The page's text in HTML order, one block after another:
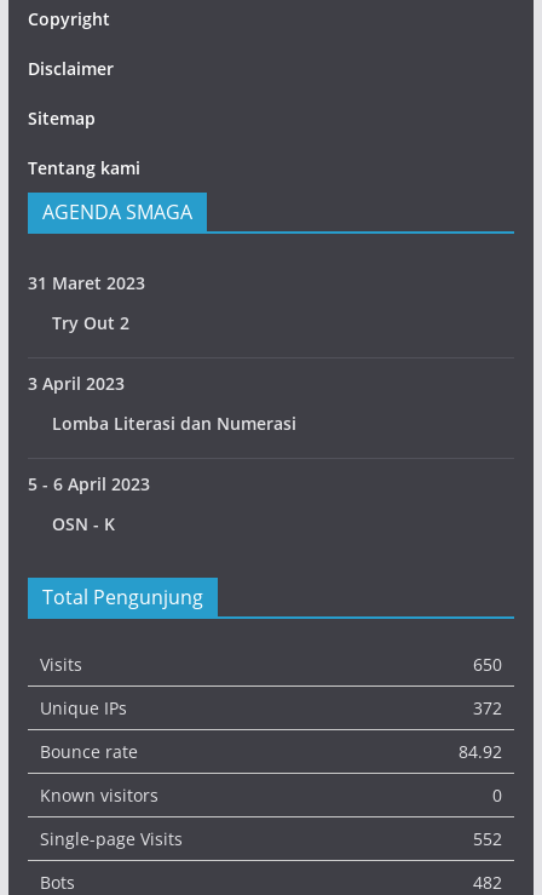
Copyright
Disclaimer
Sitemap
Tentang kami
AGENDA SMAGA
31 Maret 2023
Try Out 2
3 April 2023
Lomba Literasi dan Numerasi
5 - 6 April 2023
OSN - K
Total Pengunjung
Visits
650
Unique IPs
372
Bounce rate
84.92
Known visitors
0
Single-page Visits
552
Bots
482